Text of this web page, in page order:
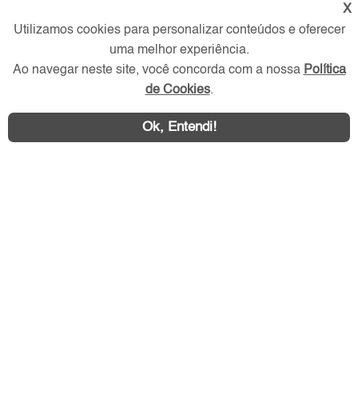
Redes Sociais
X
Utilizamos cookies para personalizar conteúdos e oferecer
uma melhor experiência.
Ao navegar neste site, você concorda com a nossa Política
de Cookies.
Ok, Entendi!